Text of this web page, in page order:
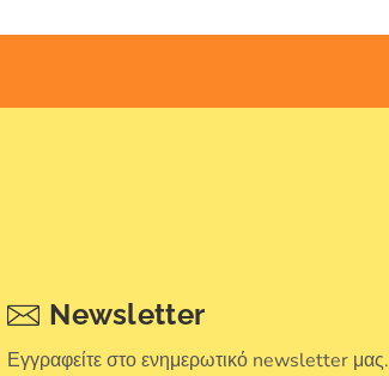
Newsletter
Εγγραφείτε στο ενημερωτικό newsletter μας.